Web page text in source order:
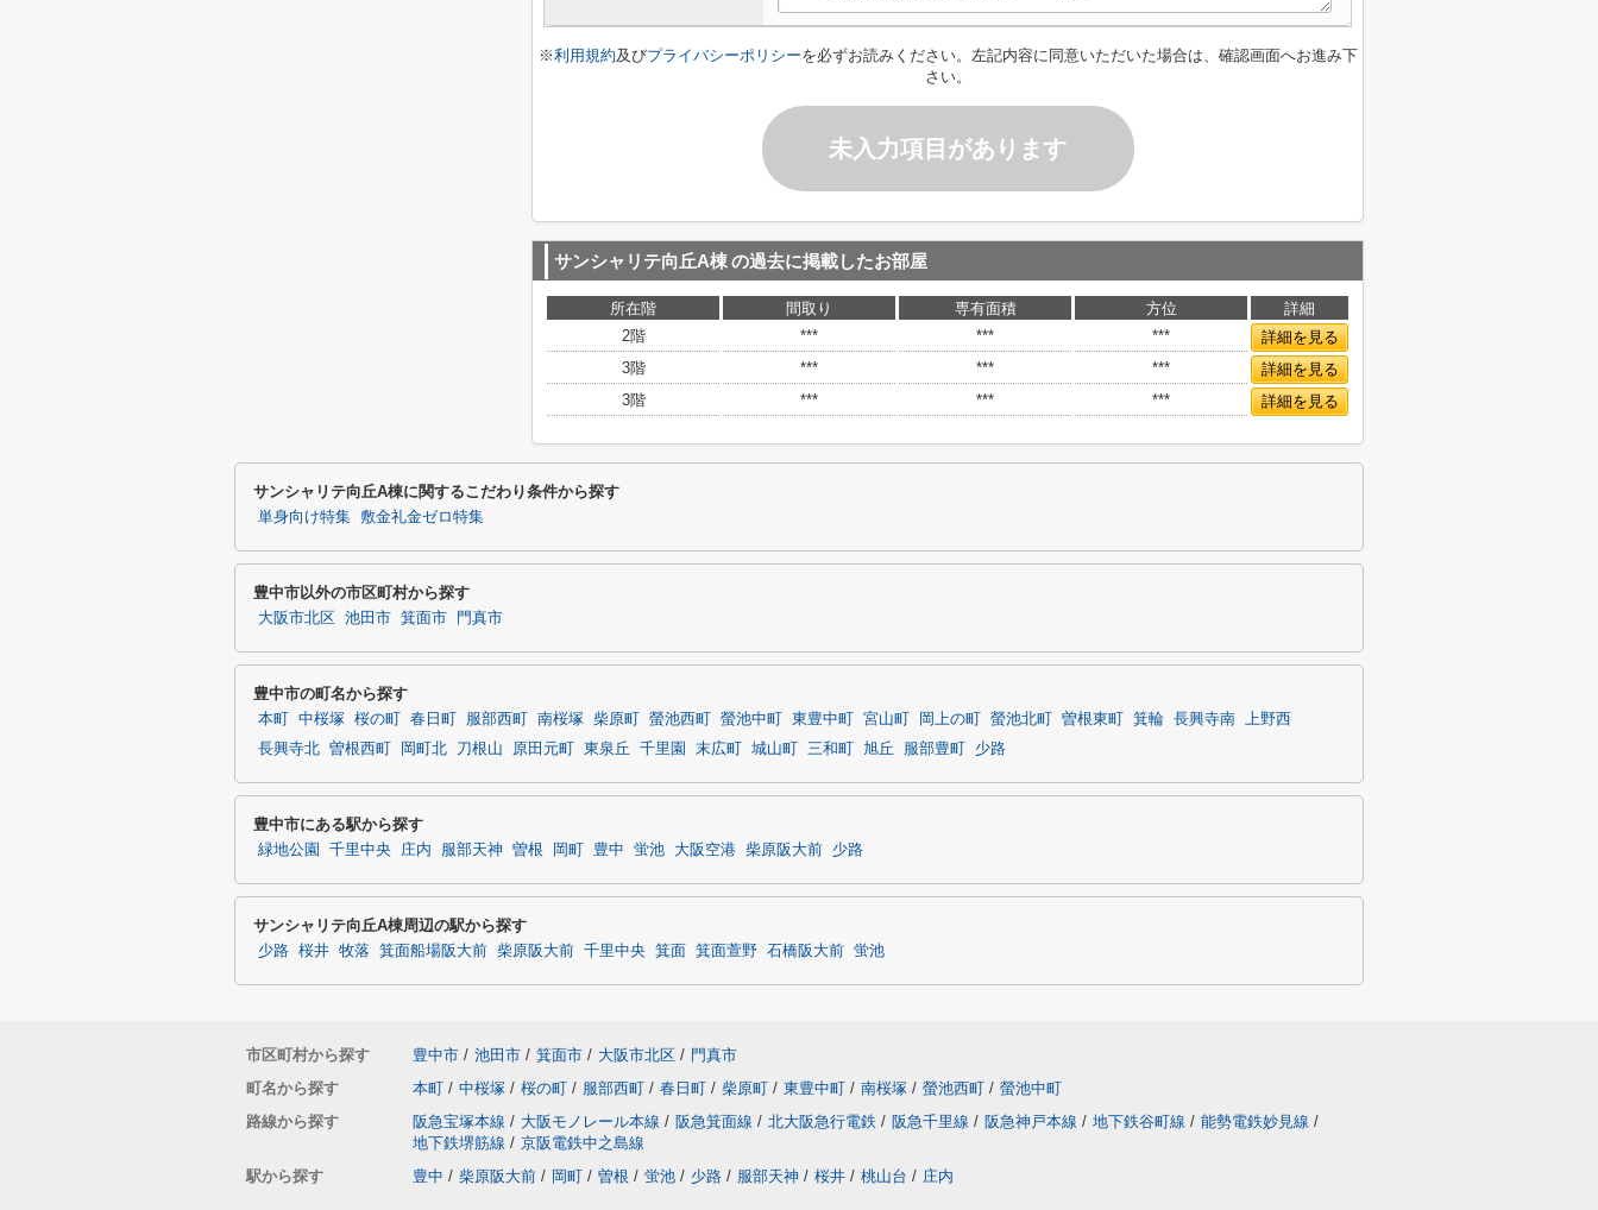
※利用規約及びプライバシーポリシーを必ずお読みください。左記内容に同意いただいた場合は、確認画面へお進み下
さい。
未入力項目があります
サンシャリテ向丘A棟の過去に掲載したお部屋
所在階 間取り 専有面積 方位
詳細
2階
*** *** ***
詳細を見る
3階
*** *** ***
詳細を見る
3階
*** *** *** 詳細を見る
サンシャリテ向丘A棟に関するこだわり条件から探す
単身向け特集 敷金礼金ゼロ特集
豊中市以外の市区町村から探す
大阪市北区 池田市 箕面市 門真市
豊中市の町名から探す
本町 中桜塚 桜の町 春日町 服部西町 南桜塚 柴原町 螢池西町 螢池中町 東豊中町 宮山町 岡上の町 螢池北町 曽根東町 箕輪 長興寺南 上野西
長興寺北 曽根西町 岡町北 刀根山 原田元町 東泉丘 千里園 末広町 城山町 三和町 旭丘 服部豊町 少路
豊中市にある駅から探す
緑地公園 千里中央 庄内 服部天神 曽根 岡町 豊中 蛍池 大阪空港 柴原阪大前 少路
サンシャリテ向丘A棟周辺の駅から探す
少路 桜井 牧落 箕面船場阪大前 柴原阪大前 千里中央 箕面 箕面萱野 石橋阪大前 蛍池
市区町村から探す 豊中市 / 池田市 / 箕面市 / 大阪市北区 / 門真市
町名から探す
本町 / 中桜塚 / 桜の町 / 服部西町 / 春日町 / 柴原町 / 東豊中町 / 南桜塚 / 螢池西町 / 螢池中町
路線から探す
阪急宝塚本線 / 大阪モノレール本線 / 阪急箕面線 / 北大阪急行電鉄 / 阪急千里線 / 阪急神戸本線 / 地下鉄谷町線 / 能勢電鉄妙見線 /
地下鉄堺筋線 / 京阪電鉄中之島線
駅から探す
豊中 / 柴原阪大前 / 岡町 / 曽根 / 蛍池 / 少路 / 服部天神 / 桜井 / 桃山台 / 庄内